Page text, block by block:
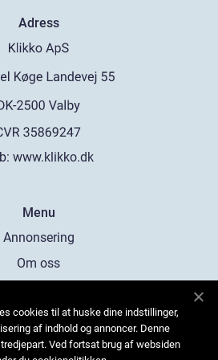
Adress
www.klikko.dk
Menu
Annonsering
Om oss
Kontakta oss
Sitemap
cookies til at huske dine indstillinger,
af indhold og annoncer. Denne
Ved fortsat brug af websiden